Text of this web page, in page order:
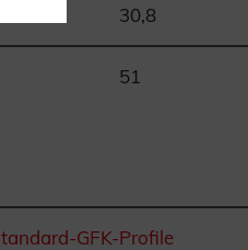
30,8
51
GFK-Profile